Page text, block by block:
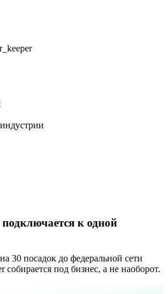
к одной
30 посадок до федеральной сети
под бизнес, а не наоборот.